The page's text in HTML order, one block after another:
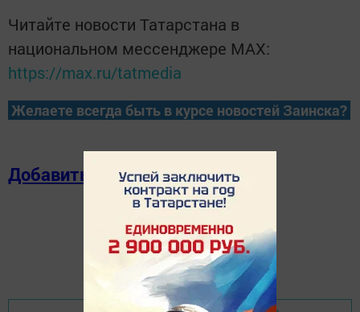
Читайте новости Татарстана в
национальном мессенджере MАХ:
https://max.ru/tatmedia
Желаете всегда быть в курсе новостей Заинска?
Добавить в избранное